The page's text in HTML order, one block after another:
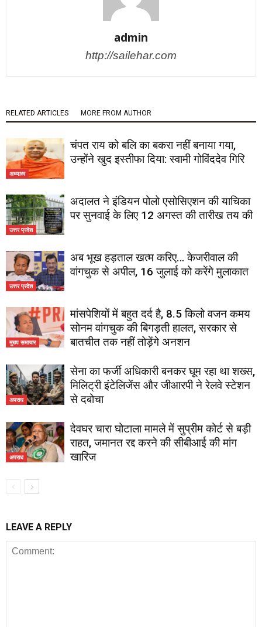
admin
http://sailehar.com
RELATED ARTICLES MORE FROM AUTHOR
अध्यात्म
चंपत राय को बलि का बकरा नहीं बनाया गया,
उन्होंने खुद इस्तीफा दिया: स्वामी गोविंददेव गिरि
उत्तर प्रदेश
अदालत ने इंडियन पोलो एसोसिएशन की याचिका
पर सुनवाई के लिए 12 अगस्त की तारीख तय की
उत्तर प्रदेश
अब भूख हड़ताल खत्म करिए… केजरीवाल की
वांगचुक से अपील, 16 जुलाई को करेंगे मुलाकात
मुख्य समाचार
मांसपेशियों में बहुत दर्द है, 8.5 किलो वजन कमय
सोनम वांगचुक की बिगड़ती हालत, सरकार से
बातचीत तक नहीं तोड़ेंगे अनशन
अपराध
सेना का फर्जी अधिकारी बनकर घूम रहा था शख्स,
मिलिट्री इंटेलिजेंस और जीआरपी ने रेलवे स्टेशन
से दबोचा
अपराध
देवघर चारा घोटाला मामले में सुप्रीम कोर्ट से बड़ी
राहत, जमानत रद्द करने की सीबीआई की मांग
खारिज
LEAVE A REPLY